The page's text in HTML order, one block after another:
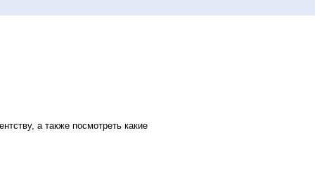
а также посмотреть какие